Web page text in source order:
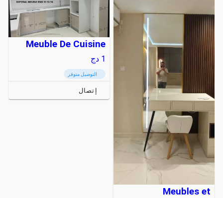
Meubles et
Meuble De Cuisine
1 دج
التوصيل متوفر
إتصال